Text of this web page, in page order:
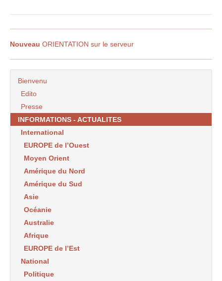
Nouveau ORIENTATION sur le serveur
Bienvenu
Edito
Presse
INFORMATIONS - ACTUALITES
International
EUROPE de l’Ouest
Moyen Orient
Amérique du Nord
Amérique du Sud
Asie
Océanie
Australie
Afrique
EUROPE de l’Est
National
Politique